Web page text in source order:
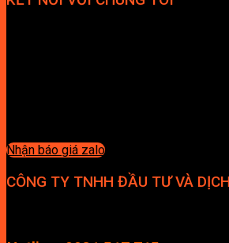
Nhận báo giá zalo
CÔNG TY TNHH ĐẦU TƯ VÀ